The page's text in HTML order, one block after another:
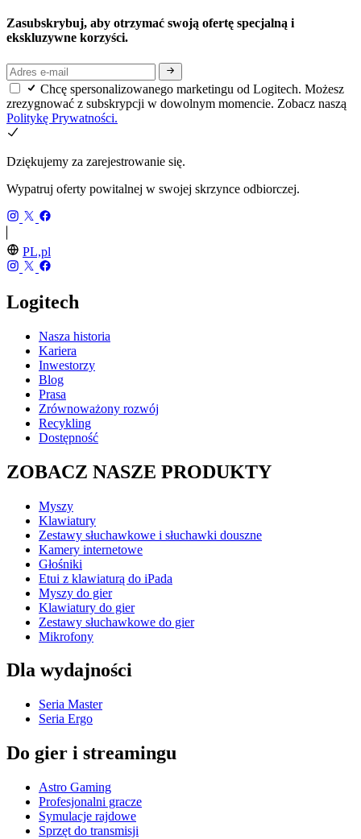
Zasubskrybuj, aby otrzymać swoją ofertę specjalną i
ekskluzywne korzyści.
Chcę spersonalizowanego marketingu od Logitech. Możesz
zrezygnować z subskrypcji w dowolnym momencie. Zobacz naszą
Politykę Prywatności.
Dziękujemy za zarejestrowanie się.
Wypatruj oferty powitalnej w swojej skrzynce odbiorczej.
PL,pl
Logitech
Nasza historia
Kariera
Inwestorzy
Blog
Prasa
Zrównoważony rozwój
Recykling
Dostępność
ZOBACZ NASZE PRODUKTY
Myszy
Klawiatury
Zestawy słuchawkowe i słuchawki douszne
Kamery internetowe
Głośniki
Etui z klawiaturą do iPada
Myszy do gier
Klawiatury do gier
Zestawy słuchawkowe do gier
Mikrofony
Dla wydajności
Seria Master
Seria Ergo
Do gier i streamingu
Astro Gaming
Profesjonalni gracze
Symulacje rajdowe
Sprzęt do transmisji